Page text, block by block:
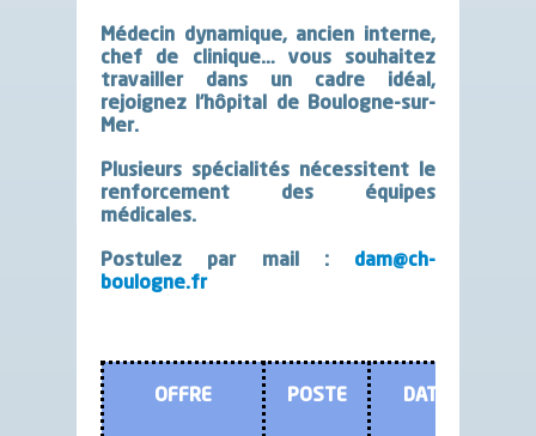
Médecin dynamique, ancien interne,
chef de clinique… vous souhaitez
travailler dans un cadre idéal,
rejoignez l’hôpital de Boulogne-sur-
Mer.
Plusieurs spécialités nécessitent le
renforcement des équipes
médicales.
Postulez par mail : dam@ch-
boulogne.fr
OFFRE POSTE DATE